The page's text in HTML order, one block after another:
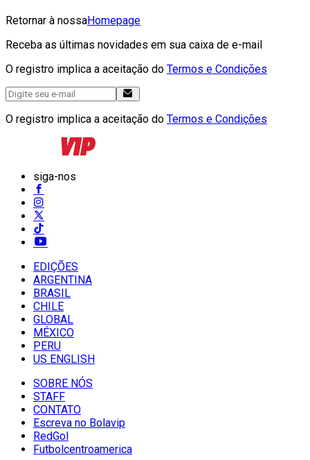
Retornar à nossaHomepage
Receba as últimas novidades em sua caixa de e-mail
O registro implica a aceitação do Termos e Condições
O registro implica a aceitação do Termos e Condições
siga-nos
EDIÇÕES
ARGENTINA
BRASIL
CHILE
GLOBAL
MÉXICO
PERU
US ENGLISH
SOBRE NÓS
STAFF
CONTATO
Escreva no Bolavip
RedGol
Futbolcentroamerica